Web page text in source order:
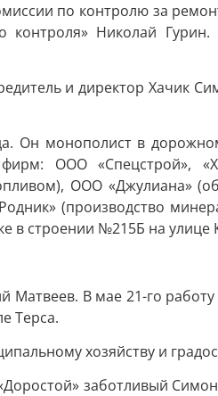
по контролю за
Николай
и директор Хачик
Он монополист в
ООО «Спецстрой»,
ООО «Джулиана»
(производство
в строении №215Б на
Матвеев. В мае 21-го
Терса.
хозяйству и
заботливый